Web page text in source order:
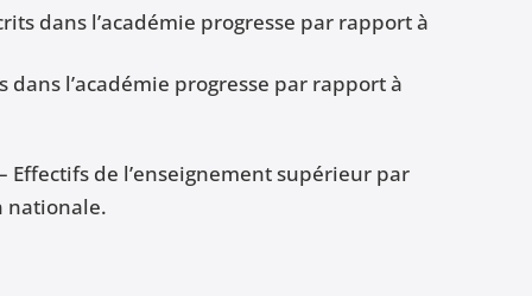
dans l’académie progresse par rapport à
l’académie progresse par rapport à
Effectifs de l’enseignement supérieur par
nationale.